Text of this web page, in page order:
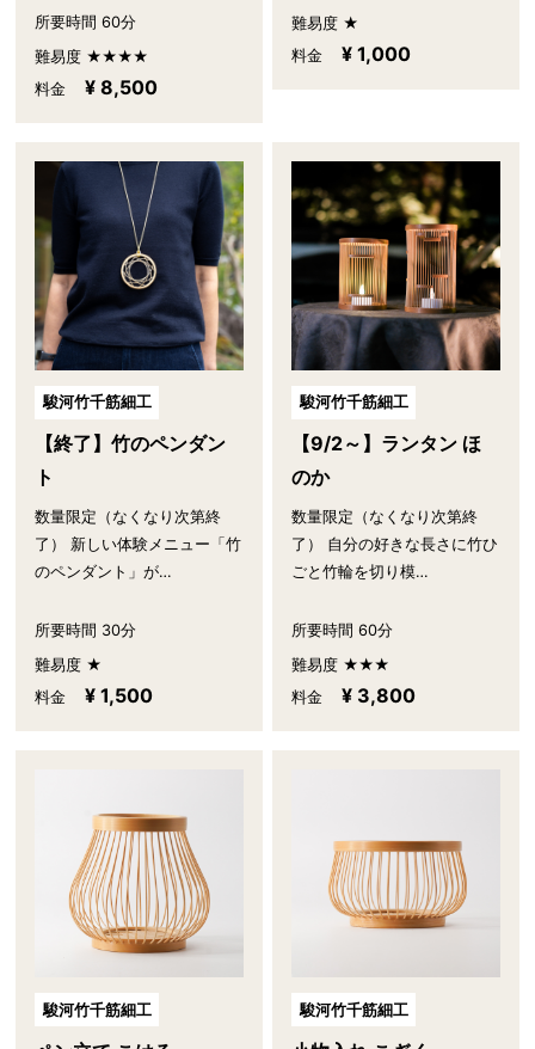
所要時間 60分
難易度 ★★★★
料金
¥ 8,500
難易度 ★
料金
¥ 1,000
駿河竹千筋細工
【終了】竹のペンダン
ト
数量限定（なくなり次第終
了） 新しい体験メニュー「竹
のペンダント」が…
所要時間 30分
難易度 ★
料金
¥ 1,500
駿河竹千筋細工
【9/2～】ランタン ほ
のか
数量限定（なくなり次第終
了） 自分の好きな長さに竹ひ
ごと竹輪を切り模…
所要時間 60分
難易度 ★★★
料金
¥ 3,800
駿河竹千筋細工 駿河竹千筋細工